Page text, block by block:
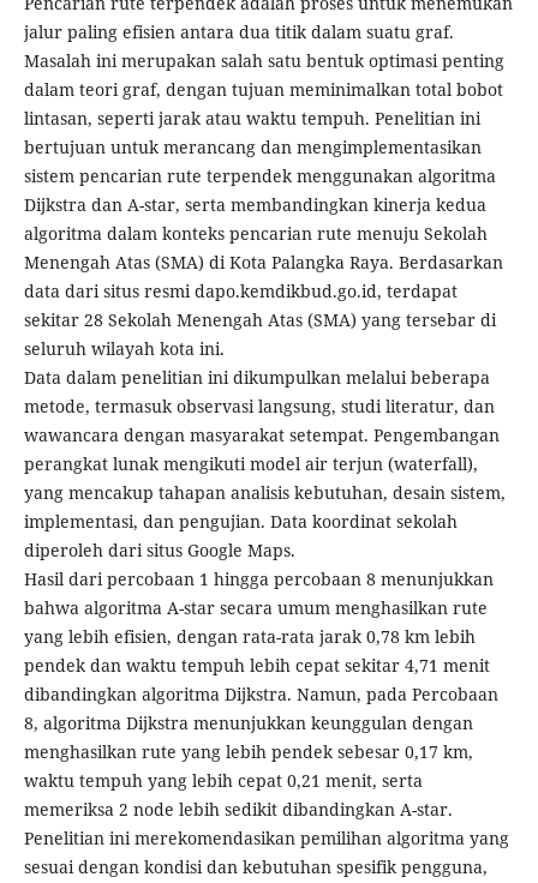
jalur paling efisien antara dua titik dalam suatu graf.
Masalah ini merupakan salah satu bentuk optimasi penting
dalam teori graf, dengan tujuan meminimalkan total bobot
lintasan, seperti jarak atau waktu tempuh. Penelitian ini
bertujuan untuk merancang dan mengimplementasikan
sistem pencarian rute terpendek menggunakan algoritma
Dijkstra dan A-star, serta membandingkan kinerja kedua
algoritma dalam konteks pencarian rute menuju Sekolah
Menengah Atas (SMA) di Kota Palangka Raya. Berdasarkan
data dari situs resmi dapo.kemdikbud.go.id, terdapat
sekitar 28 Sekolah Menengah Atas (SMA) yang tersebar di
seluruh wilayah kota ini.
Data dalam penelitian ini dikumpulkan melalui beberapa
metode, termasuk observasi langsung, studi literatur, dan
wawancara dengan masyarakat setempat. Pengembangan
perangkat lunak mengikuti model air terjun (waterfall),
yang mencakup tahapan analisis kebutuhan, desain sistem,
implementasi, dan pengujian. Data koordinat sekolah
diperoleh dari situs Google Maps.
Hasil dari percobaan 1 hingga percobaan 8 menunjukkan
bahwa algoritma A-star secara umum menghasilkan rute
yang lebih efisien, dengan rata-rata jarak 0,78 km lebih
pendek dan waktu tempuh lebih cepat sekitar 4,71 menit
dibandingkan algoritma Dijkstra. Namun, pada Percobaan
8, algoritma Dijkstra menunjukkan keunggulan dengan
menghasilkan rute yang lebih pendek sebesar 0,17 km,
waktu tempuh yang lebih cepat 0,21 menit, serta
memeriksa 2 node lebih sedikit dibandingkan A-star.
Penelitian ini merekomendasikan pemilihan algoritma yang
sesuai dengan kondisi dan kebutuhan spesifik pengguna,